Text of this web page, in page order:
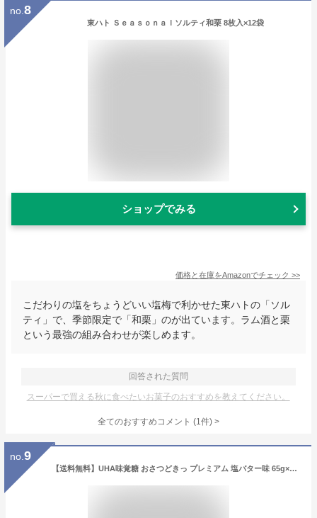
no. 8
東ハト Ｓｅａｓｏｎａｌソルティ和栗 8枚入×12袋
ショップでみる
価格と在庫をAmazonでチェック >>
こだわりの塩をちょうどいい塩梅で利かせた東ハトの「ソル
ティ」で、季節限定で「和栗」のが出ています。ラム酒と栗
という最強の組み合わせが楽しめます。
回答された質問
スーパーで買える秋に食べたいお菓子のおすすめを教えてください。
全てのおすすめコメント (1件) >
no. 9
【送料無料】UHA味覚糖 おさつどきっ プレミアム 塩バター味 65g×10袋 さつまいも チップス スイートポテト スナック菓子大容量 お徳用 コストコ